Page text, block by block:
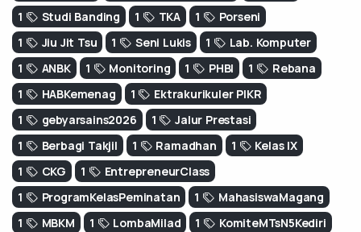
1
Studi Banding 1 TKA 1
Porseni
1
Jiu Jit Tsu 1 Seni Lukis 1
Lab. Komputer
1
ANBK 1 Monitoring 1 PHBI 1
Rebana
1
HABKemenag 1
Ektrakurikuler PIKR
1
gebyarsains2026 1
Jalur Prestasi
1
Berbagi Takjil 1 Ramadhan 1
Kelas IX
1
CKG 1
EntrepreneurClass
1
ProgramKelasPeminatan 1
MahasiswaMagang
1
MBKM 1 LombaMilad 1
KomiteMTsN5Kediri